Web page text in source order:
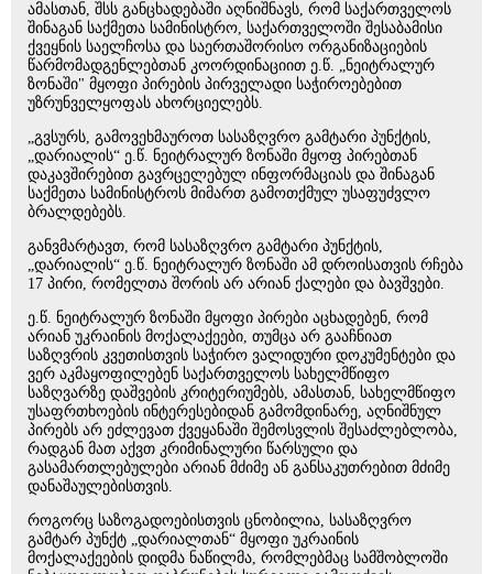
ამასთან, შსს განცხადებაში აღნიშნავს, რომ საქართველოს
შინაგან საქმეთა სამინისტრო, საქართველოში შესაბამისი
ქვეყნის საელჩოსა და საერთაშორისო ორგანიზაციების
წარმომადგენლებთან კოორდინაციით ე.წ. „ნეიტრალურ
ზონაში" მყოფი პირების პირველადი საჭიროებებით
უზრუნველყოფას ახორციელებს.
„გვსურს, გამოვეხმაუროთ სასაზღვრო გამტარი პუნქტის,
„დარიალის“ ე.წ. ნეიტრალურ ზონაში მყოფ პირებთან
დაკავშირებით გავრცელებულ ინფორმაციას და შინაგან
საქმეთა სამინისტროს მიმართ გამოთქმულ უსაფუძვლო
ბრალდებებს.
განვმარტავთ, რომ სასაზღვრო გამტარი პუნქტის,
„დარიალის“ ე.წ. ნეიტრალურ ზონაში ამ დროისათვის რჩება
17 პირი, რომელთა შორის არ არიან ქალები და ბავშვები.
ე.წ. ნეიტრალურ ზონაში მყოფი პირები აცხადებენ, რომ
არიან უკრაინის მოქალაქეები, თუმცა არ გააჩნიათ
საზღვრის კვეთისთვის საჭირო ვალიდური დოკუმენტები და
ვერ აკმაყოფილებენ საქართველოს სახელმწიფო
საზღვარზე დაშვების კრიტერიუმებს, ამასთან, სახელმწიფო
უსაფრთხოების ინტერესებიდან გამომდინარე, აღნიშნულ
პირებს არ ეძლევათ ქვეყანაში შემოსვლის შესაძლებლობა,
რადგან მათ აქვთ კრიმინალური წარსული და
გასამართლებულები არიან მძიმე ან განსაკუთრებით მძიმე
დანაშაულებისთვის.
როგორც საზოგადოებისთვის ცნობილია, სასაზღვრო
გამტარ პუნქტ „დარიალთან“ მყოფი უკრაინის
მოქალაქეების დიდმა ნაწილმა, რომლებმაც სამშობლოში